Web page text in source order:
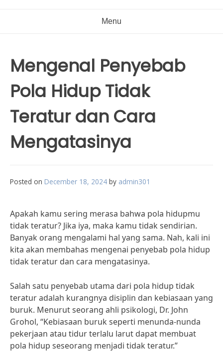
Menu
Mengenal Penyebab
Pola Hidup Tidak
Teratur dan Cara
Mengatasinya
Posted on December 18, 2024 by admin301
Apakah kamu sering merasa bahwa pola hidupmu
tidak teratur? Jika iya, maka kamu tidak sendirian.
Banyak orang mengalami hal yang sama. Nah, kali ini
kita akan membahas mengenai penyebab pola hidup
tidak teratur dan cara mengatasinya.
Salah satu penyebab utama dari pola hidup tidak
teratur adalah kurangnya disiplin dan kebiasaan yang
buruk. Menurut seorang ahli psikologi, Dr. John
Grohol, “Kebiasaan buruk seperti menunda-nunda
pekerjaan atau tidur terlalu larut dapat membuat
pola hidup seseorang menjadi tidak teratur.”